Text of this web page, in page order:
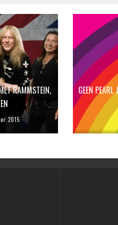
RAMMSTEIN,
2015
GEEN